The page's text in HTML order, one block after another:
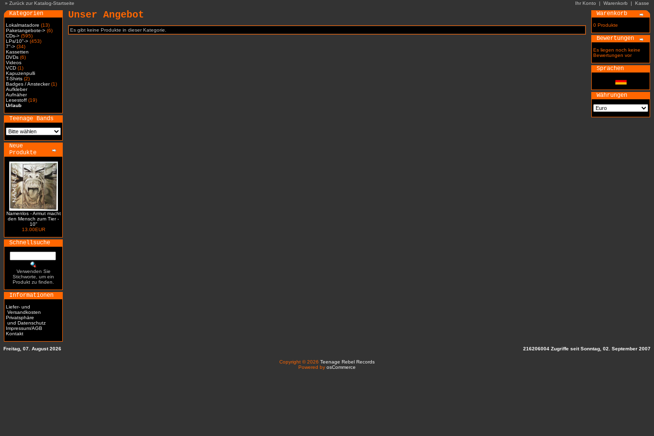
» Zurück zur Katalog-Startseite Ihr Konto | Warenkorb | Kasse
Kategorien
Lokalmatadore (13)
Paketangebote-> (6)
CDs-> (595)
LPs/10"-> (453)
7"-> (34)
Kassetten
DVDs (6)
Videos
VCD (1)
Kapuzenpulli
T-Shirts (2)
Badges / Anstecker(1)
Aufkleber
Aufnäher
Lesestoff (19)
Urlaub
Teenage Bands
Neue
Produkte
Namenlos - Armut macht
den Mensch zum Tier -
10"
13.00EUR
Schnellsuche
Verwenden Sie
Stichworte, um ein
Produkt zu finden.
Informationen
Liefer- und
Versandkosten
Privatsphäre
und Datenschutz
Impressum/AGB
Kontakt
Unser Angebot
Es gibt keine Produkte in dieser Kategorie.
Warenkorb
0 Produkte
Bewertungen
Es liegen noch keine
Bewertungen vor
Sprachen
Währungen
Freitag, 07. August 2026 216206004 Zugriffe seit Sonntag, 02. September 2007
Copyright © 2026 Teenage Rebel Records
Powered by osCommerce